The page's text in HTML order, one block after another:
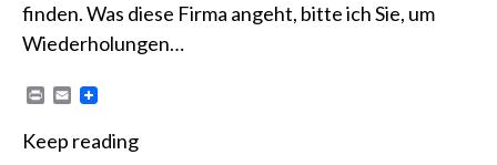
finden. Was diese Firma angeht, bitte ich Sie, um
Wiederholungen…
P
n
E
i
Keep reading